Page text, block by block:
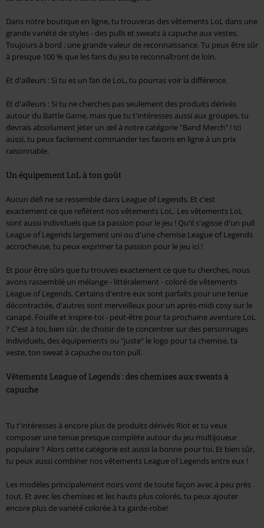
Dans notre boutique en ligne, tu trouveras des vêtements LoL dans une
grande variété de styles - des pulls et sweats à capuche aux vestes.
Toujours à bord : une grande valeur de reconnaissance. Tu peux être sûr
à presque 100 % que les fans du jeu te reconnaîtront de loin.
Et d'ailleurs : Si tu es un fan de LoL, tu pourras voir la différence.
Et d'ailleurs : Si tu ne cherches pas seulement des produits dérivés
autour du Battle Game, mais que tu t'intéresses aussi aux groupes, tu
devrais absolument jeter un œil à notre catégorie "Band Merch" ! Ici
aussi, tu peux facilement commander tes favoris en ligne à un prix
raisonnable.
Un équipement LoL à ton goût
Aucun défi ne se ressemble dans League of Legends. Et c'est
exactement ce que reflètent nos vêtements LoL. Les vêtements LoL
sont aussi individuels que ta passion pour le jeu ! Qu'il s'agisse d'un pull
League of Legends largement uni ou d'une chemise League of Legends
accrocheuse, tu peux exprimer ta passion pour le jeu ici !
Et pour être sûrs que tu trouves exactement ce que tu cherches, nous
avons rassemblé un mélange - littéralement - coloré de vêtements
League of Legends. Certains d'entre eux sont parfaits pour une tenue
décontractée, d'autres sont merveilleux pour un après-midi cosy sur le
canapé. Fouille et inspire-toi - peut-être pour ta prochaine aventure LoL
? C'est à toi, bien sûr, de choisir de te concentrer sur des personnages
individuels, des équipements ou "juste" le logo pour ta chemise, ta
veste, ton sweat à capuche ou ton pull.
Vêtements League of Legends : des chemises aux sweats à
capuche
Tu t'intéresses à encore plus de produits dérivés Riot et tu veux
composer une tenue presque complète autour du jeu multijoueur
populaire ? Alors cette catégorie est aussi la bonne pour toi. Et bien sûr,
tu peux aussi combiner nos vêtements League of Legends entre eux !
Les modèles principalement noirs vont de toute façon avec à peu près
tout. Et avec les chemises et les hauts plus colorés, tu peux ajouter
encore plus de variété colorée à ta garde-robe!